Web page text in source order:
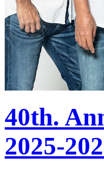
40th.
2025-